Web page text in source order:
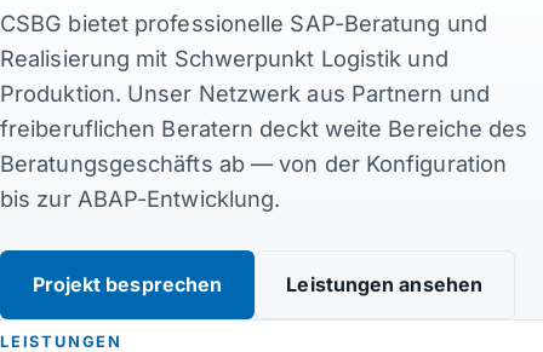
Produkte
Kontakt
Links
DE · EN · DA · JA
CSBG bietet professionelle SAP-Beratung und
Realisierung mit Schwerpunkt Logistik und
Produktion. Unser Netzwerk aus Partnern und
freiberuflichen Beratern deckt weite Bereiche des
Beratungsgeschäfts ab — von der Konfiguration
bis zur ABAP-Entwicklung.
Projekt besprechen Leistungen ansehen
LEISTUNGEN